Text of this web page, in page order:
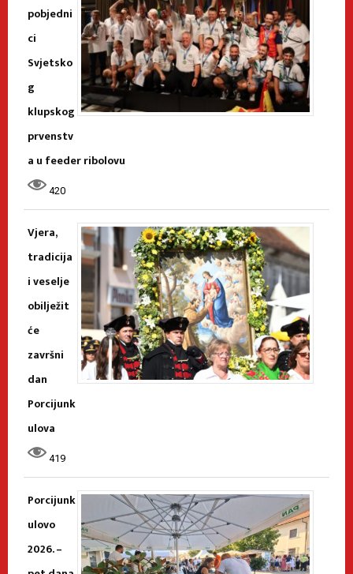
pobjedni
ci
Svjetsko
g
klupskog
prvenstv
a u feeder ribolovu
420
Vjera,
tradicija
i veselje
obilježit
će
završni
dan
Porcijunk
ulova
419
Porcijunk
ulovo
2026. –